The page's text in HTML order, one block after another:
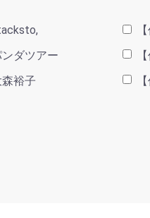
ンダツアー
森裕子